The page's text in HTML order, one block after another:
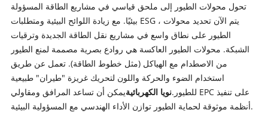
تحول محولات الطيور إلى ملحق قياسي في مشاريع الطاقة المسؤولة
بيئيًا. مع زيادة اللوائح البيئية ومتطلبات ESG ، يتم الآن تحديد محولات
الطيور على نطاق واسع في مشاريع نقل الطاقة الجديدة وترقيات
الشبكة. محولات الطيور العاكسة هي روادع بصرية مصممة لمنع الطيور
من الاصطدام مع الهياكل (مثل خطوط الطاقة). تعمل عن طريق
استخدام الضوء والحركة واللون لتحريك غريزة "طيران" طبيعية
للطيور.نويا الكهربائيةيمكن أن تساعد المرافق ومقاولي EPC على تنفيذ
أنظمة موثوقة لحماية الطيور توازن الأداء الهندسي مع المسؤولية البيئية.